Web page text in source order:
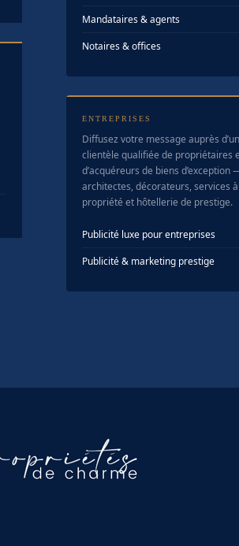
Mandataires & agents
Notaires & offices
ENTREPRISES
Diffusez votre message auprès
clientèle qualifiée de propriétaires
d’acquéreurs de biens d’exception
architectes, décorateurs, services
propriété et hôtellerie de prestige.
Publicité luxe pour entreprises
Publicité & marketing prestige